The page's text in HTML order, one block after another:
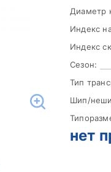
Диаметр
Индекс
Индекс
Сезон:
Тип
Шип/
нет